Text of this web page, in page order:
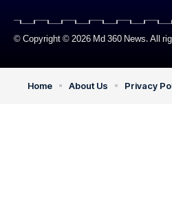
© Copyright © 2026 Md 360 News. All
Home About Us Privacy